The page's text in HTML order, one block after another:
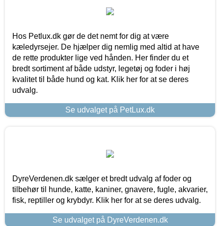
Hos Petlux.dk gør de det nemt for dig at være
kæledyrsejer. De hjælper dig nemlig med altid at have
de rette produkter lige ved hånden. Her finder du et
bredt sortiment af både udstyr, legetøj og foder i høj
kvalitet til både hund og kat. Klik her for at se deres
udvalg.
Se udvalget på PetLux.dk
DyreVerdenen.dk sælger et bredt udvalg af foder og
tilbehør til hunde, katte, kaniner, gnavere, fugle, akvarier,
fisk, reptiller og krybdyr. Klik her for at se deres udvalg.
Se udvalget på DyreVerdenen.dk